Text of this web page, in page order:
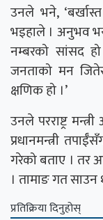
उनले भने,
भइहाले । अनुभव
नम्बरको सांसद
जनताको मन
क्षणिक हो ।’
उनले परराष्ट्र
प्रधानमन्त्री
गरेको बताए । तर
। तामाङ गत साउन
प्रतिक्रिया दिनुहोस्